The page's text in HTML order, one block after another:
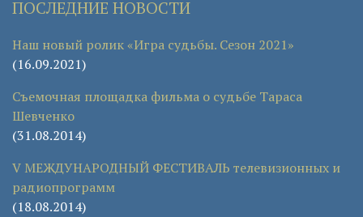
ПОСЛЕДНИЕ НОВОСТИ
Наш новый ролик «Игра судьбы. Сезон 2021»
(16.09.2021)
Съемочная площадка фильма о судьбе Тараса
Шевченко
(31.08.2014)
V МЕЖДУНАРОДНЫЙ ФЕСТИВАЛЬ телевизионных и
радиопрограмм
(18.08.2014)